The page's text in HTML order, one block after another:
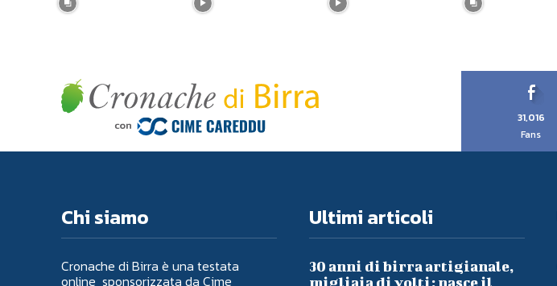
31,016
Fans
Chi siamo
Cronache di Birra è una testata
online sponsorizzata da Cime
Ultimi articoli
30 anni di birra artigianale,
migliaia di volti: nasce il